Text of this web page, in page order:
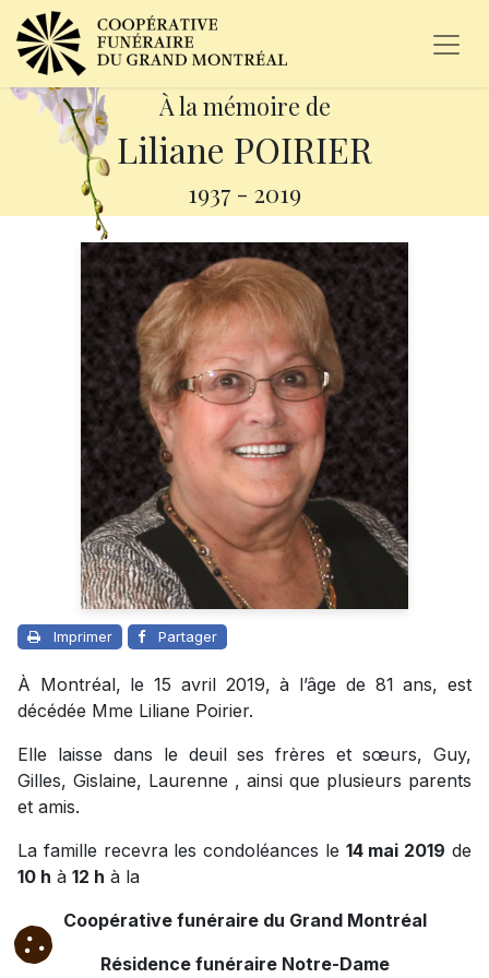
À la mémoire de
Liliane POIRIER
1937 - 2019
Imprimer Partager
À Montréal, le 15 avril 2019, à l’âge de 81 ans, est
décédée Mme Liliane Poirier.
Elle laisse dans le deuil ses frères et sœurs, Guy,
Gilles, Gislaine, Laurenne , ainsi que plusieurs parents
et amis.
La famille recevra les condoléances le 14 mai 2019 de
10 h à 12 h à la
Coopérative funéraire du Grand Montréal
Résidence funéraire Notre-Dame